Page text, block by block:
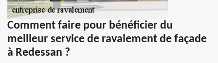
Comment faire pour bénéficier du
meilleur service de ravalement de façade
à Redessan ?